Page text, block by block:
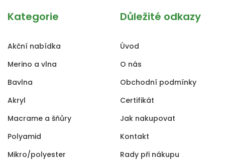
Kategorie
Akční nabídka
Merino a vlna
Bavlna
Akryl
Macrame a šňůry
Polyamid
Mikro/polyester
Důležité odkazy
Úvod
O nás
Obchodní podmínky
Certifikát
Jak nakupovat
Kontakt
Rady při nákupu